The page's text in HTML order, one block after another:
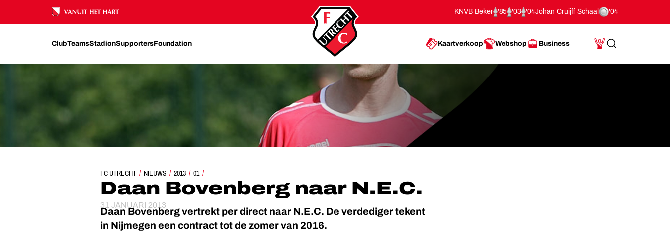
Ons nalatenschap
KNVB Beker '85 '03 '04Johan Cruijff Schaal '04
ClubTeamsStadionSupportersFoundation Kaartverkoop Webshop Business
Mijn Account
Search
FC UTRECHT NIEUWS 2013 01
DAAN BOVENBERG NAAR N.E.C.
Daan Bovenberg naar N.E.C.
31 JANUARI 2013
Daan Bovenberg vertrekt per direct naar N.E.C. De verdediger tekent
in Nijmegen een contract tot de zomer van 2016.